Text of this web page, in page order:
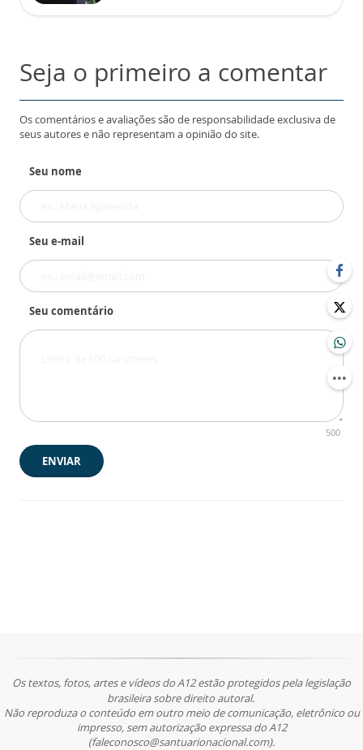
Seja o primeiro a comentar
Os comentários e avaliações são de responsabilidade exclusiva de
seus autores e não representam a opinião do site.
Seu nome
Seu e-mail
Seu comentário
500
ENVIAR
Os textos, fotos, artes e vídeos do A12 estão protegidos pela legislação
brasileira sobre direito autoral.
Não reproduza o conteúdo em outro meio de comunicação, eletrônico ou
impresso, sem autorização expressa do A12
(faleconosco@santuarionacional.com).